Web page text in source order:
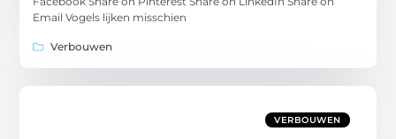
Email Vogels lijken misschien
Verbouwen
VERBOUWEN